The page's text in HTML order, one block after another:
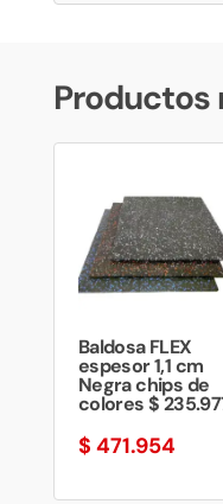
Productos
Baldosa FLEX
espesor 1,1 cm
Negra chips de
colores $
$ 471.954